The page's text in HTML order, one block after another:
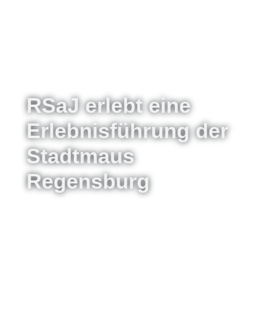
RSaJ erlebt eine
Erlebnisführung der
Stadtmaus
Regensburg